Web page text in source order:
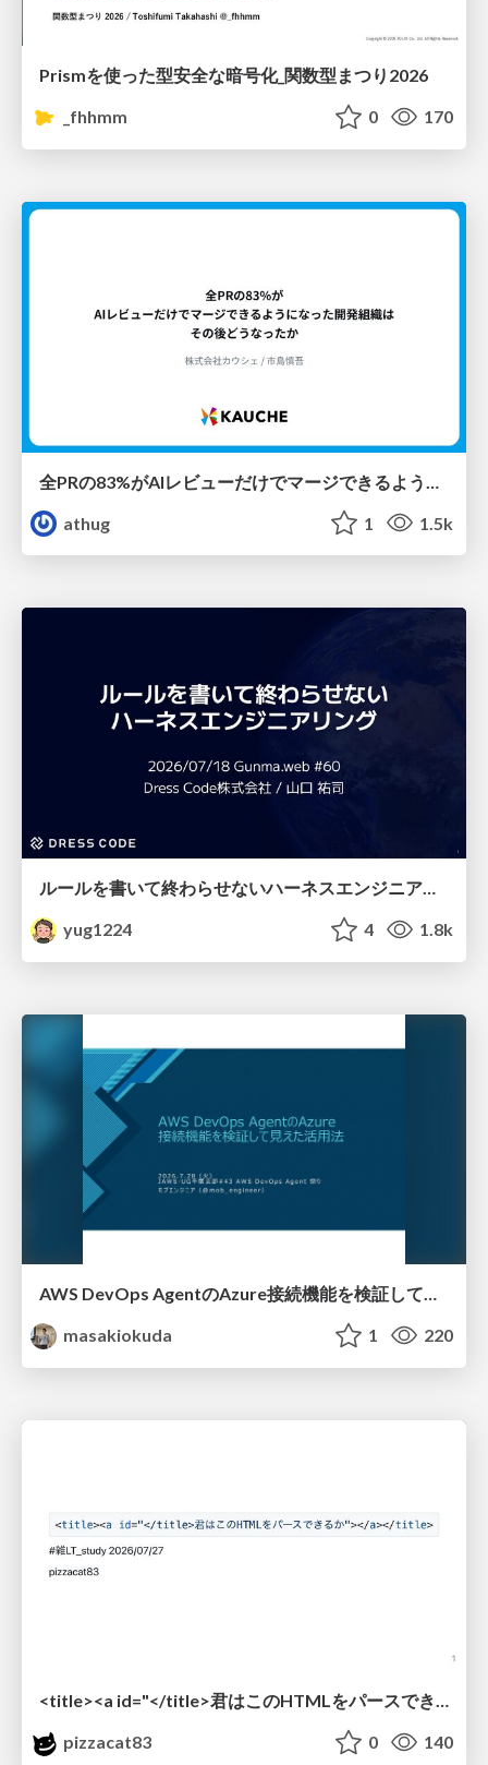
Prismを使った型安全な暗号化_関数型まつり2026
_fhhmm
0 170
athug
1 1.5k
ルールを書いて終わらせないハーネスエンジニアリング
yug1224
4 1.8k
AWS DevOps AgentのAzure接続機能を検証して見えた活用法／Use Cases Verified for the AWS DevOps Agent's Azure Connectivity Feature
masakiokuda
1 220
pizzacat83
0 140